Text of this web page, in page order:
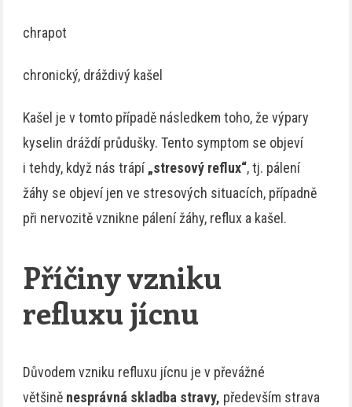
chrapot
chronický, dráždivý kašel
Kašel je v tomto případě následkem toho, že výpary
kyselin dráždí průdušky. Tento symptom se objeví
i tehdy, když nás trápí„stresový reflux“, tj. pálení
žáhy se objeví jen ve stresových situacích, případně
při nervozitě vznikne pálení žáhy, reflux a kašel.
Příčiny vzniku
refluxu jícnu
Důvodem vzniku refluxu jícnu je v převážné
většině nesprávná skladba stravy, především strava